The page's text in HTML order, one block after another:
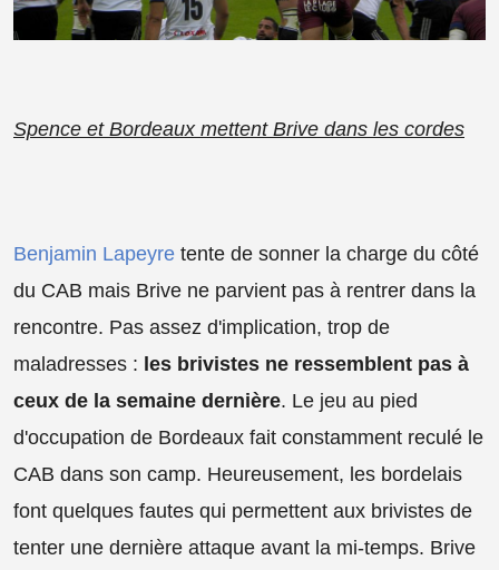
Spence et Bordeaux mettent Brive dans les cordes
Benjamin Lapeyre tente de sonner la charge du côté
du CAB mais Brive ne parvient pas à rentrer dans la
rencontre. Pas assez d'implication, trop de
maladresses : les brivistes ne ressemblent pas à
ceux de la semaine dernière. Le jeu au pied
d'occupation de Bordeaux fait constamment reculé le
CAB dans son camp. Heureusement, les bordelais
font quelques fautes qui permettent aux brivistes de
tenter une dernière attaque avant la mi-temps. Brive